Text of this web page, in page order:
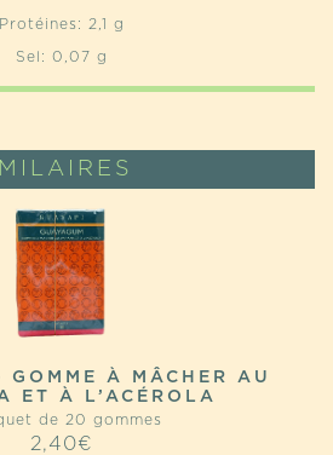
Protéines: 2,1 g
Sel: 0,07 g
GOMME À MÂCHER AU
ET À L’ACÉROLA
de 20 gommes
2,40€